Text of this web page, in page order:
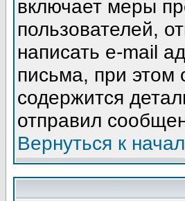
включает меры
пользователей,
написать e-mail
письма, при этом
содержится
отправил
Вернуться к